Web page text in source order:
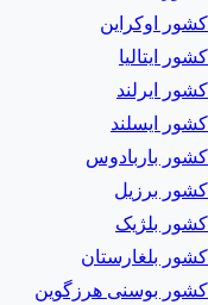
کشور اوکراین
کشور ایتالیا
کشور ایرلند
کشور ایسلند
کشور باربادوس
کشور برزیل
کشور بلژیک
کشور بلغارستان
کشور بوسنی هرزگوین